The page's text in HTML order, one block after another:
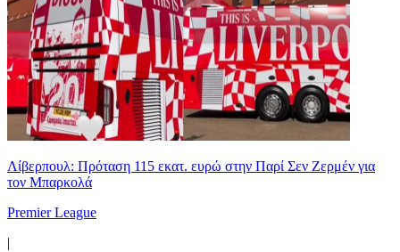
Λίβερπουλ: Πρόταση 115 εκατ. ευρώ στην Παρί Σεν Ζερμέν για
τον Μπαρκολά
Premier League
|